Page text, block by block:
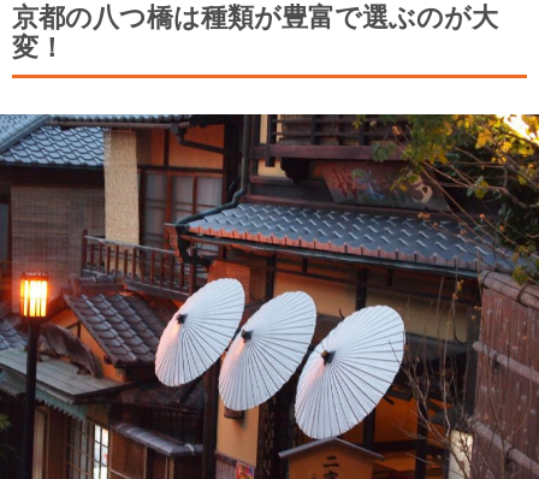
京都の八つ橋は種類が豊富で選ぶのが大
変！